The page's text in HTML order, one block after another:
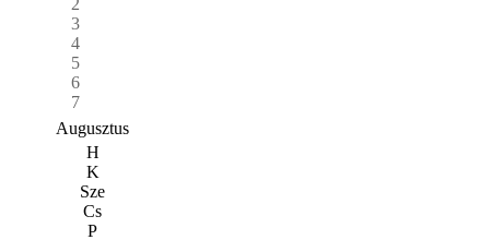
3
4
5
6
7
Augusztus
H
K
Sze
Cs
P